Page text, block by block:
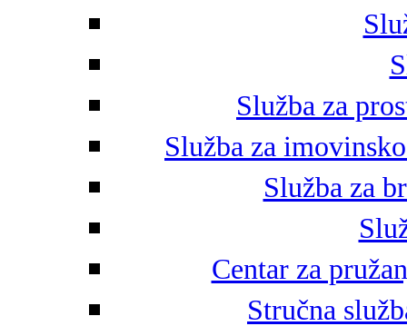
Služba za
Služba za
Služba za
Centar za
Stručna